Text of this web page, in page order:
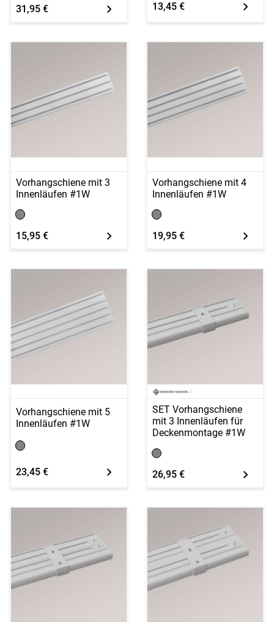
31,95 € 13,45 €
Vorhangschiene mit 3
Innenläufen #1W
15,95 €
Vorhangschiene mit 4
Innenläufen #1W
19,95 €
Vorhangschiene mit 5
Innenläufen #1W
23,45 €
SET Vorhangschiene
mit 3 Innenläufen für
Deckenmontage #1W
26,95 €